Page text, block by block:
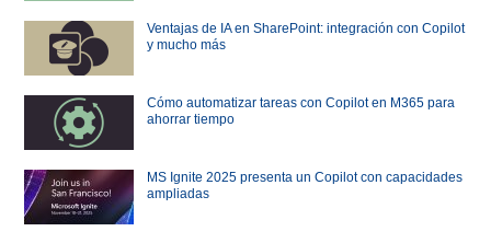
Ventajas de IA en SharePoint: integración con Copilot
y mucho más
Cómo automatizar tareas con Copilot en M365 para
ahorrar tiempo
MS Ignite 2025 presenta un Copilot con capacidades
ampliadas